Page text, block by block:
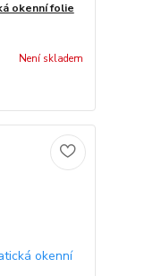
okenní folie
Není skladem